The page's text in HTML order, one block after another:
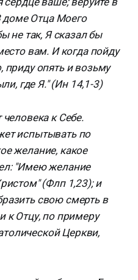
доме Отца Моего
не так, Я сказал бы
вам. И когда пойду
опять и возьму
где Я." (Ин 14,1-3)
к Себе.
испытывать по
желание, какое
"Имею желание
(Флп 1,23); и
свою смерть в
к Отцу, по примеру
Церкви,